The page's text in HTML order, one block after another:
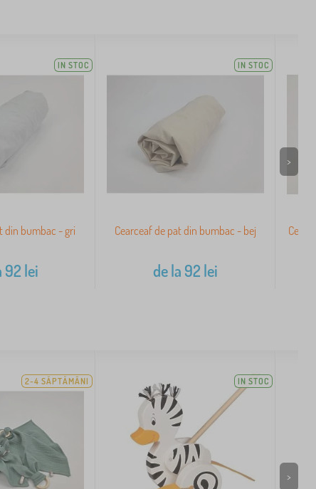
IN STOC
din bumbac - gri
92 lei
IN STOC
Cearceaf de pat din bumbac - bej
de la 92 lei
>
2-4 SĂPTĂMÂNI IN STOC
>